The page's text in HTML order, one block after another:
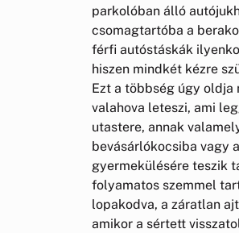
parkolóban álló
csomagtartóba a
férfi autóstáskák
hiszen mindkét kézre
Ezt a többség úgy oldja
valahova leteszi, ami
utastere, annak
bevásárlókocsiba vagy
gyermekülésére teszik
folyamatos szemmel
lopakodva, a záratlan
amikor a sértett